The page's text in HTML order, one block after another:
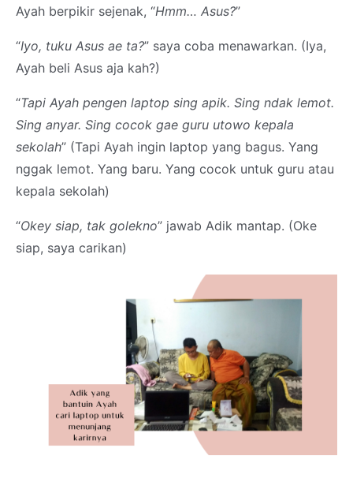
Ayah berpikir sejenak, “Hmm… Asus?”
“Iyo, tuku Asus ae ta?” saya coba menawarkan. (Iya,
Ayah beli Asus aja kah?)
“Tapi Ayah pengen laptop sing apik. Sing ndak lemot.
Sing anyar. Sing cocok gae guru utowo kepala
sekolah” (Tapi Ayah ingin laptop yang bagus. Yang
nggak lemot. Yang baru. Yang cocok untuk guru atau
kepala sekolah)
“Okey siap, tak golekno” jawab Adik mantap. (Oke
siap, saya carikan)